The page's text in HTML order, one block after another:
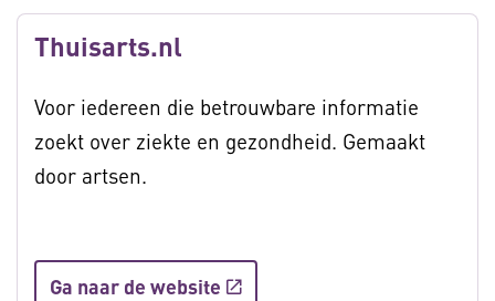
Thuisarts.nl
Voor iedereen die betrouwbare informatie
zoekt over ziekte en gezondheid. Gemaakt
door artsen.
Ga naar de website